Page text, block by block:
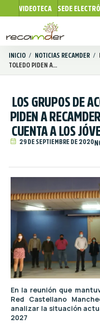
VIDEOTECA SEDE
INICIO / NOTICIAS RECAMDER /
TOLEDO PIDEN A...
LOS GRUPOS DE
PIDEN A
CUENTA A LOS
29 DE SEPTIEMBRE DE 2020
En la reunión que
Red Castellano
analizar la situación
2027